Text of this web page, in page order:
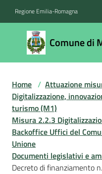
Regione Emilia-Romagna
Comune di
Comune
di
Medolla
Amministrazione
Novità
Servizi
Home / Attuazione
Digitalizzazione,
turismo (M1)
Misura 2.2.3
Backoffice Uffici del
Unione
Documenti legislativi e
Decreto di finanziamento